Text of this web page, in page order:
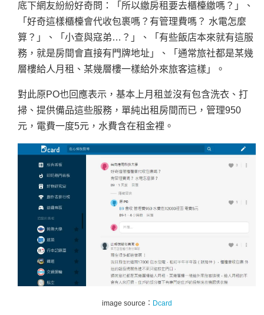
底下網友紛紛好奇問：「所以繳房租要去櫃檯繳嗎？」、
「好奇這樣櫃檯會代收包裹嗎？有管理費嗎？ 水電怎麼
算？」、「小查與寇弟…？」、「有些飯店本來就有這服
務，就是房間會直接有門牌地址」、「通常旅社都是某幾
層樓給人月租、某幾層樓一樣給外來旅客這樣」。
對此原PO也回應表示，基本上月租並沒有包含洗衣、打
掃、提供備品這些服務，單純出租房間而已，管理950
元，電費一度5元，水費含在租金裡。
image source： Dcard